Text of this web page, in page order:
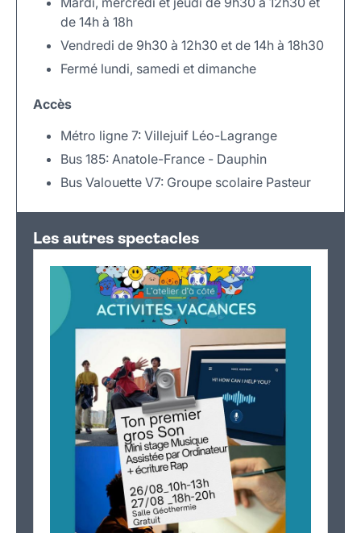
de 14h à 18h
Vendredi de 9h30 à 12h30 et de 14h à 18h30
Fermé lundi, samedi et dimanche
Accès
Métro ligne 7: Villejuif Léo-Lagrange
Bus 185: Anatole-France - Dauphin
Bus Valouette V7: Groupe scolaire Pasteur
+
−
Leaflet |©OpenStreetMap
Les autres spectacles